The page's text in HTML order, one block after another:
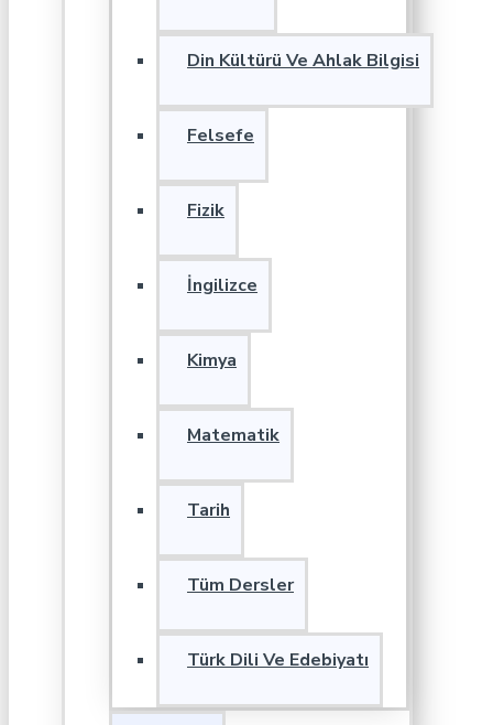
Din Kültürü Ve Ahlak Bilgisi
Felsefe
Fizik
İngilizce
Kimya
Matematik
Tarih
Tüm Dersler
Türk Dili Ve Edebiyatı